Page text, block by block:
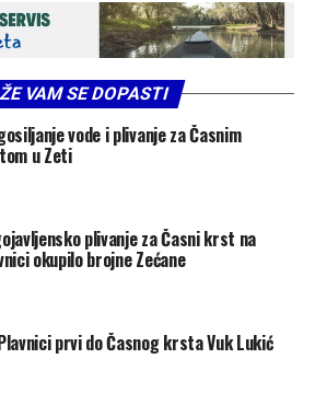
VAM SE DOPASTI
vode i plivanje za Časnim
u Zeti
plivanje za Časni krst na
okupilo brojne Zećane
prvi do Časnog krsta Vuk Lukić